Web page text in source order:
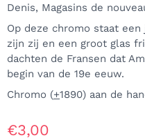
Denis, Magasins de
Op deze chromo staat
zijn zij en een groot glas
dachten de Fransen dat
begin van de 19e eeuw.
Chromo (+1890) aan de
€3,00